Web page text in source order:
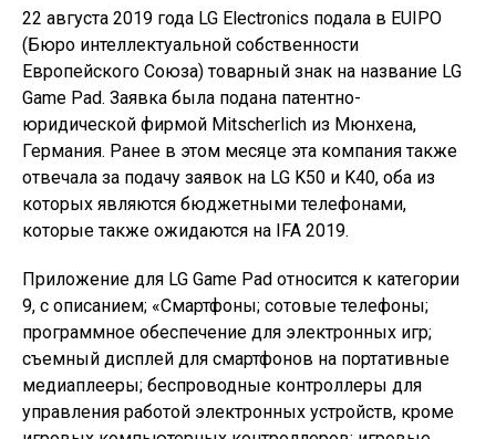
22 августа 2019 года LG Electronics подала в EUIPO
(Бюро интеллектуальной собственности
Европейского Союза) товарный знак на название LG
Game Pad. Заявка была подана патентно-
юридической фирмой Mitscherlich из Мюнхена,
Германия. Ранее в этом месяце эта компания также
отвечала за подачу заявок на LG K50 и K40, оба из
которых являются бюджетными телефонами,
которые также ожидаются на IFA 2019.
Приложение для LG Game Pad относится к категории
9, с описанием; «Смартфоны; сотовые телефоны;
программное обеспечение для электронных игр;
съемный дисплей для смартфонов на портативные
медиаплееры; беспроводные контроллеры для
управления работой электронных устройств, кроме